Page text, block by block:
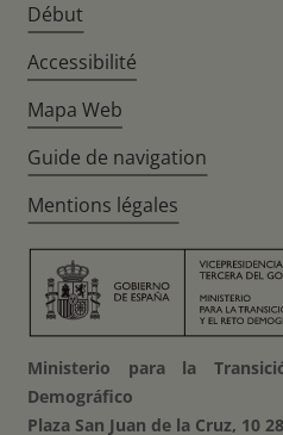
Début
Accessibilité
Mapa Web
Guide de navigation
Mentions légales
Ministerio para la
Demográfico
Plaza San Juan de la Cruz, 10